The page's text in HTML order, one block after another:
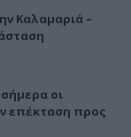
Καλαμαριά –
οι
επέκταση προς